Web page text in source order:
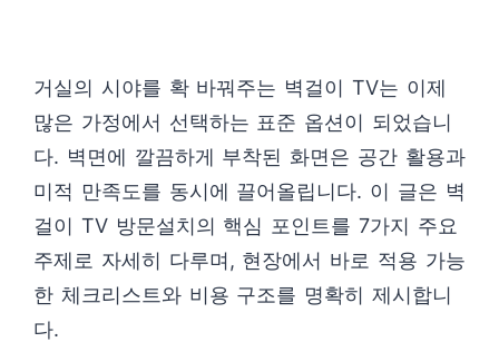
거실의 시야를 확 바꿔주는 벽걸이 TV는 이제
많은 가정에서 선택하는 표준 옵션이 되었습니
다. 벽면에 깔끔하게 부착된 화면은 공간 활용과
미적 만족도를 동시에 끌어올립니다. 이 글은 벽
걸이 TV 방문설치의 핵심 포인트를 7가지 주요
주제로 자세히 다루며, 현장에서 바로 적용 가능
한 체크리스트와 비용 구조를 명확히 제시합니
다.